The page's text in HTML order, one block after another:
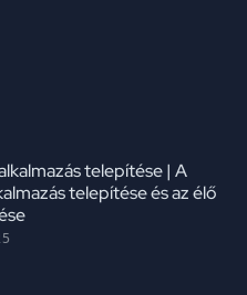
telepítése | A
telepítése és az élő